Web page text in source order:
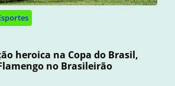
heroica na Copa do Brasil,
no Brasileirão